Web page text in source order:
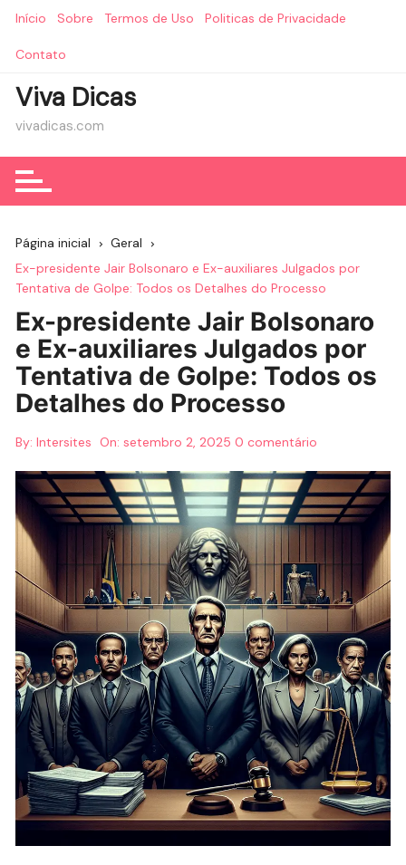
Início Sobre Termos de Uso Politicas de Privacidade
Contato
Viva Dicas
vivadicas.com
Página inicial
Geral
Ex-presidente Jair Bolsonaro e Ex-auxiliares Julgados por
Tentativa de Golpe: Todos os Detalhes do Processo
Ex-presidente Jair Bolsonaro
e Ex-auxiliares Julgados por
Tentativa de Golpe: Todos os
Detalhes do Processo
By: Intersites On:setembro 2, 2025 0 comentário